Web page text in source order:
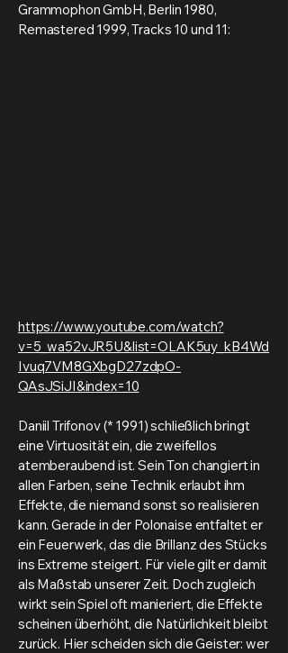
Grammophon GmbH, Berlin 1980,
Remastered 1999, Tracks 10 und 11:
https://www.youtube.com/watch?
v=5_wa52vJR5U&list=OLAK5uy_kB4Wd
Ivuq7VM8GXbgD27zdpO-
QAsJSiJI&index=10
Daniil Trifonov (* 1991) schließlich bringt
eine Virtuosität ein, die zweifellos
atemberaubend ist. Sein Ton changiert in
allen Farben, seine Technik erlaubt ihm
Effekte, die niemand sonst so realisieren
kann. Gerade in der Polonaise entfaltet er
ein Feuerwerk, das die Brillanz des Stücks
ins Extreme steigert. Für viele gilt er damit
als Maßstab unserer Zeit. Doch zugleich
wirkt sein Spiel oft manieriert, die Effekte
scheinen überhöht, die Natürlichkeit bleibt
zurück. Hier scheiden sich die Geister: wer